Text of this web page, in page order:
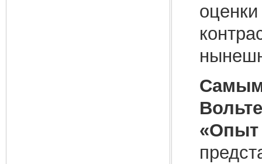
Самым
«Опыт